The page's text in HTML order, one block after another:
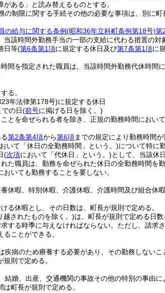
ある」と読み替えるものとする。
の制限に関する手続その他の必要な事項は、別に町
の給与に関する条例(昭和36年立科町条例第18号)第
該時間外勤務手当の一部の支給に代わる措置の対
日等(第6条第1項に規定する休日及び第7条第1項に
間を指定された職員は、当該時間外勤務代休時間
る。
年法律第178号)に規定する休日
の日(前号に掲げる日を除く。)
とを命ぜられる者を除き、正規の勤務時間におい
第2条第4項から第6項までの規定により勤務時間
いて「休日の全勤務時間」という。)について特に
(次項において「代休日」という。)として、当該休
た職員は、勤務を命ぜられた休日の全勤務時間を
いても勤務することを要しない。
休暇、特別休暇、介護休暇、介護時間及び組合休暇
る休暇とし、その日数は、町長が規則で定める。
越されたものを除く。)は、町長が規則で定める日
する時季に与えなければならない。 ただし、請求
ことができる。
疾病のため療養する必要があり、その勤務しない
則で定める。
結婚、出産、交通機関の事故その他の特別の事由
町長が規則で定める。